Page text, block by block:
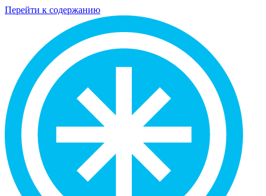
Перейти к содержанию